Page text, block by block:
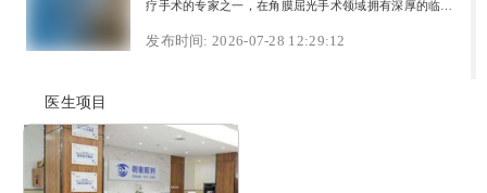
疗手术的专家之一，在角膜屈光手术领域拥有深厚的临床
秒及TransPRK等多种术式，能根据患者眼部条件和需求
发布时间: 2026-07-28 12:29:12
医生项目